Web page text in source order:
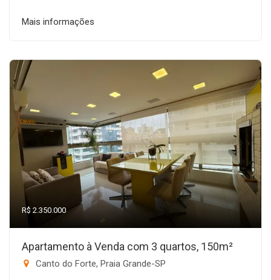
Mais informações
R$ 2.350.000
Apartamento à Venda com 3 quartos, 150m²
Canto do Forte, Praia Grande-SP